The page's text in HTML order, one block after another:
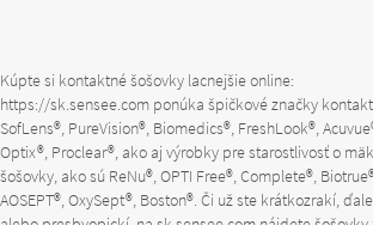
Kúpte si kontaktné šošovky lacnejšie online:
https://sk.sensee.com ponúka špičkové značky
SofLens®, PureVision®, Biomedics®, FreshLook®,
Optix®, Proclear®, ako aj výrobky pre starostlivosť o
šošovky, ako sú ReNu®, OPTI Free®, Complete®,
AOSEPT®, OxySept®, Boston®. Či už ste krátkozrakí,